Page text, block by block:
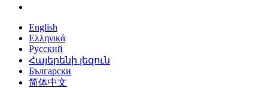
English
Ελληνικά
Русский
Հայերենի լեզուն
Български
简体中文